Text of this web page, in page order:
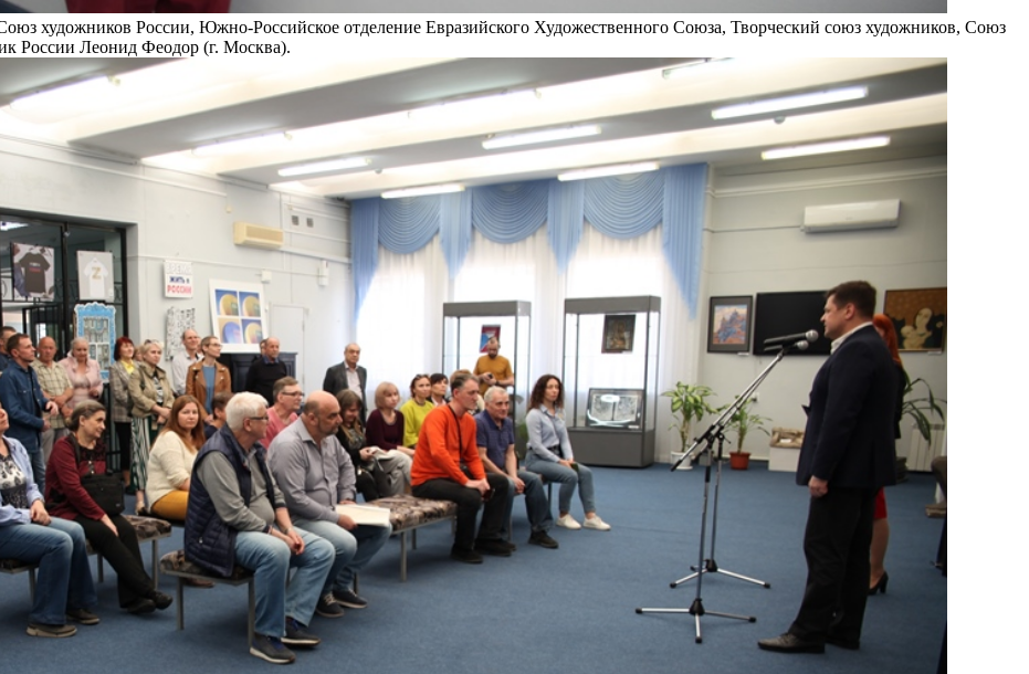
художников России, Южно-Российское отделение Евразийского Художественного Союза, Творческий союз художников, Союз
России Леонид Феодор (г. Москва).